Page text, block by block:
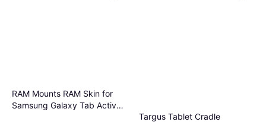
RAM Mounts RAM Skin for
Samsung Galaxy Tab Active
Targus Tablet Cradle